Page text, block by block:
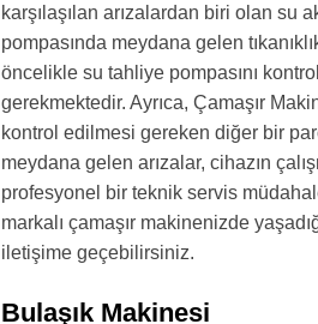
karşılaşılan arızalardan biri olan su
pompasında meydana gelen
öncelikle su tahliye pompasını
gerekmektedir. Ayrıca, Çamaşır
kontrol edilmesi gereken diğer bir
meydana gelen arızalar, cihazın
profesyonel bir teknik servis
markalı çamaşır makinenizde
iletişime geçebilirsiniz.
Bulaşık Makinesi